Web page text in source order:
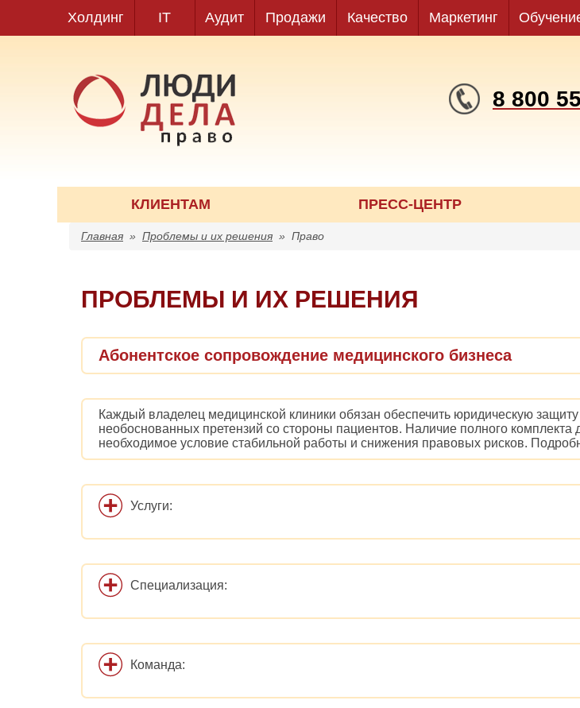
Холдинг IT Аудит Продажи Качество Маркетинг
8 800
КЛИЕНТАМ ПРЕСС-ЦЕНТР
Главная » Проблемы и их решения » Право
ПРОБЛЕМЫ И ИХ РЕШЕНИЯ
Абонентское сопровождение медицинского бизнеса
Каждый владелец медицинской клиники обязан обеспечить юридическую
необоснованных претензий со стороны пациентов. Наличие полного
необходимое условие стабильной работы и снижения правовых рисков.
Услуги:
Специализация:
Команда: